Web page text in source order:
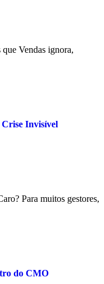
Vendas ignora,
Crise Invisível
Para muitos gestores,
do CMO